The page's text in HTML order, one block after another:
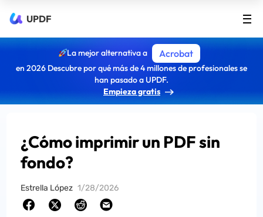
UPDF
La mejor alternativa a Acrobat
en 2026 Descubre por qué más de 4 millones de profesionales se
han pasado a UPDF.
Empieza gratis
¿Cómo imprimir un PDF sin
fondo?
Estrella López 1/28/2026